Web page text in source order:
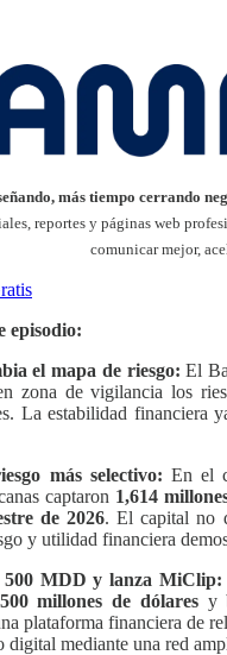
más tiempo cerrando
reportes y páginas web
comunicar mejor,
episodio:
el mapa de riesgo: El
zona de vigilancia los
La estabilidad financiera
más selectivo: En el
captaron 1,614
de 2026. El capital no
y utilidad financiera
500 MDD y lanza MiClip:
millones de dólaresy
plataforma financiera de
digital mediante una red